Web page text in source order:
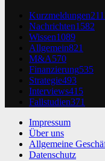
Kurzmeldungen
Nachrichten1582
Wissen1089
Allgemein821
M&A570
Finanzierung535
Strategie493
Interviews415
Fallstudien371
Impressum
Über uns
Allgemeine
Datenschutz